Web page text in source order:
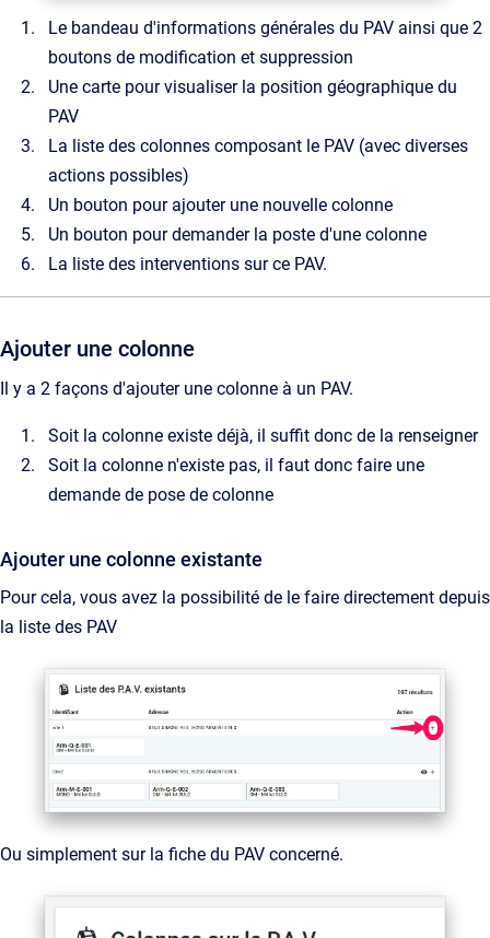
Le bandeau d'informations générales du PAV ainsi que 2
boutons de modification et suppression
Une carte pour visualiser la position géographique du
PAV
La liste des colonnes composant le PAV (avec diverses
actions possibles)
Un bouton pour ajouter une nouvelle colonne
Un bouton pour demander la poste d'une colonne
La liste des interventions sur ce PAV.
Ajouter une colonne
Il y a 2 façons d'ajouter une colonne à un PAV.
Soit la colonne existe déjà, il suffit donc de la renseigner
Soit la colonne n'existe pas, il faut donc faire une
demande de pose de colonne
Ajouter une colonne existante
Pour cela, vous avez la possibilité de le faire directement depuis
la liste des PAV
Ou simplement sur la fiche du PAV concerné.